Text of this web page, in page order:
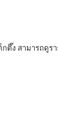
ง สามารถดูร